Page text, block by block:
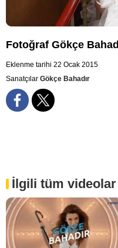
Fotoğraf Gökçe
Eklenme tarihi 22 Ocak 2015
Sanatçılar Gökçe Bahadır
İlgili tüm videolar